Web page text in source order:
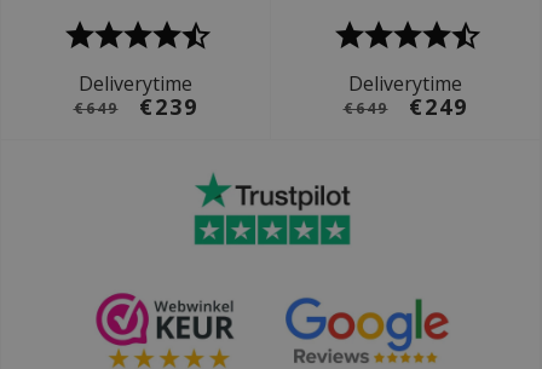
Deliverytime
€649 €239
Deliverytime
€649 €249